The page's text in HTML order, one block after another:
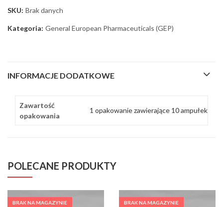
SKU: Brak danych
Kategoria: General European Pharmaceuticals (GEP)
INFORMACJE DODATKOWE
Zawartość
opakowania
1 opakowanie zawierające 10 ampułek
POLECANE PRODUKTY
BRAK NA MAGAZYNIE BRAK NA MAGAZYNIE